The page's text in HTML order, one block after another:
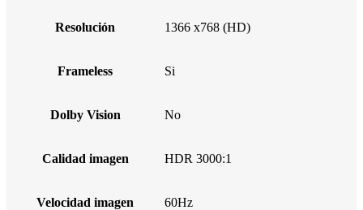
Resolución 1366 x768 (HD)
Frameless Si
Dolby Vision No
Calidad imagen HDR 3000:1
Velocidad imagen 60Hz